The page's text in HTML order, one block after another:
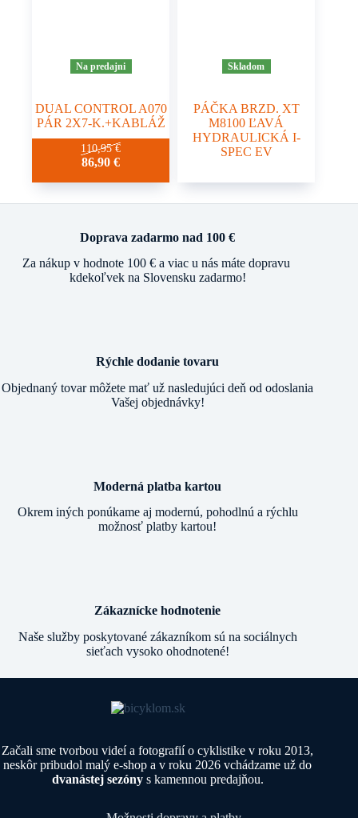
Na predajni
DUAL CONTROL A070
PÁR 2X7-K.+KABLÁŽ
110,95€
86,90€
Skladom
PÁČKA BRZD. XT
M8100 ĽAVÁ
HYDRAULICKÁ I-
SPEC EV
Doprava zadarmo nad 100 €
Za nákup v hodnote 100 € a viac u nás máte dopravu
kdekoľvek na Slovensku zadarmo!
Rýchle dodanie tovaru
Objednaný tovar môžete mať už nasledujúci deň od odoslania
Vašej objednávky!
Moderná platba kartou
Okrem iných ponúkame aj modernú, pohodlnú a rýchlu
možnosť platby kartou!
Zákaznícke hodnotenie
Naše služby poskytované zákazníkom sú na sociálnych
sieťach vysoko ohodnotené!
Začali sme tvorbou videí a fotografií o cyklistike v roku 2013,
neskôr pribudol malý e-shop a v roku 2026 vchádzame už do
dvanástej sezónys kamennou predajňou.